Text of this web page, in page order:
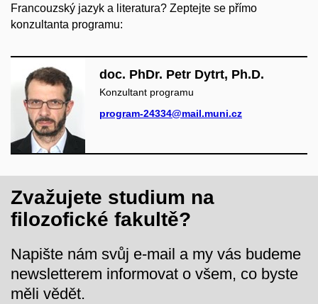
Francouzský jazyk a literatura? Zeptejte se přímo
konzultanta programu:
doc. PhDr. Petr Dytrt, Ph.D.
Konzultant programu
program-24334@mail.muni.cz
Zvažujete studium na
filozofické fakultě?
Napište nám svůj e-mail a my vás budeme
newsletterem informovat o všem, co byste
měli vědět.